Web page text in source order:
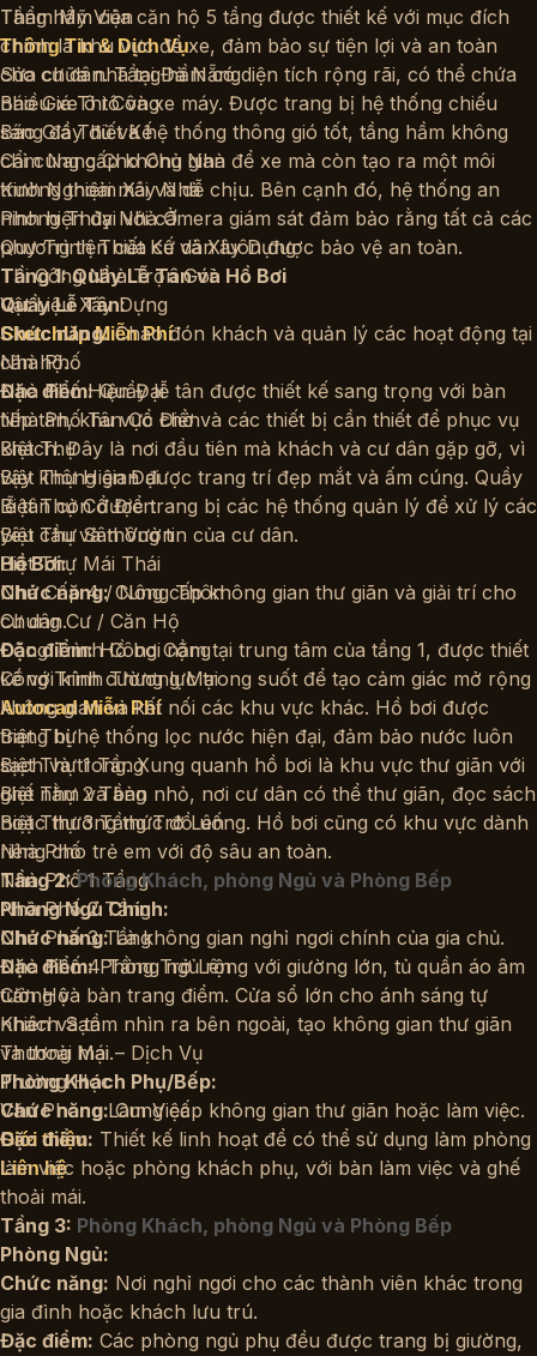
Thẩm Mỹ Viện
Thông Tin & Dịch Vụ
Sửa chữa nhà tại Đà Nẵng
Báo Giá Thi Công
Báo Giá Thiết Kế
Cẩm Nang Cho Chủ Nhà
Kinh Nghiệm Xây Nhà
Phong Thủy Nhà Ở
Quy Trình Thiết Kế và Xây Dựng
Thi Công Nhà Trọn Gói
Vật Liệu Xây Dựng
SketchUp Miễn Phí
Nhà Phố
Nhà Phố Hiện Đại
Nhà Phố Tân Cổ Điển
Biệt Thự
Biệt Thự Hiện Đại
Biệt Thự Cổ Điển
Biệt Thự Sân Vườn
Biệt Thự Mái Thái
Nhà Cấp 4 / Nông Thôn
Chung Cư / Căn Hộ
Công Trình Công Cộng
Công Trình Thương Mại
Autocad Miễn Phí
Biệt Thự
Biệt Thự 1 Tầng
Biệt Thự 2 Tầng
Biệt Thự 3 Tầng Trở Lên
Nhà Phố
Nhà Phố 1 Tầng
Nhà Phố 2 Tầng
Nhà Phố 3 Tầng
Nhà Phố 4 Tầng Trở Lên
Căn Hộ
Khách Sạn
Thương Mại – Dịch Vụ
Trường Học
Văn Phòng Làm Việc
Giới thiệu
Liên hệ
Tầng hầm của căn hộ 5 tầng được thiết kế với mục đích
chính là khu vực để xe, đảm bảo sự tiện lợi và an toàn
cho cư dân. Tầng hầm có diện tích rộng rãi, có thể chứa
nhiều xe ô tô và xe máy. Được trang bị hệ thống chiếu
sáng đầy đủ và hệ thống thông gió tốt, tầng hầm không
chỉ cung cấp không gian để xe mà còn tạo ra một môi
trường thoải mái và dễ chịu. Bên cạnh đó, hệ thống an
ninh hiện đại với camera giám sát đảm bảo rằng tất cả các
phương tiện của cư dân luôn được bảo vệ an toàn.
Tầng 1: Quầy Lễ Tân và Hồ Bơi
Quầy Lễ Tân:
Chức năng:Chào đón khách và quản lý các hoạt động tại
căn hộ.
Đặc điểm:Quầy lễ tân được thiết kế sang trọng với bàn
tiếp tân, khu vực chờ và các thiết bị cần thiết để phục vụ
khách. Đây là nơi đầu tiên mà khách và cư dân gặp gỡ, vì
vậy không gian được trang trí đẹp mắt và ấm cúng. Quầy
lễ tân còn được trang bị các hệ thống quản lý để xử lý các
yêu cầu và thông tin của cư dân.
Hồ Bơi:
Chức năng:Cung cấp không gian thư giãn và giải trí cho
cư dân.
Đặc điểm:Hồ bơi nằm tại trung tâm của tầng 1, được thiết
kế với kính cường lực trong suốt để tạo cảm giác mở rộng
không gian và kết nối các khu vực khác. Hồ bơi được
trang bị hệ thống lọc nước hiện đại, đảm bảo nước luôn
sạch và trong. Xung quanh hồ bơi là khu vực thư giãn với
ghế nằm và bàn nhỏ, nơi cư dân có thể thư giãn, đọc sách
hoặc thưởng thức đồ uống. Hồ bơi cũng có khu vực dành
riêng cho trẻ em với độ sâu an toàn.
Tầng 2:Phòng Khách, phòng Ngủ và Phòng Bếp
Phòng Ngủ Chính:
Chức năng:Là không gian nghỉ ngơi chính của gia chủ.
Đặc điểm:Phòng ngủ rộng với giường lớn, tủ quần áo âm
tường và bàn trang điểm. Cửa sổ lớn cho ánh sáng tự
nhiên và tầm nhìn ra bên ngoài, tạo không gian thư giãn
và thoải mái.
Phòng Khách Phụ/Bếp:
Chức năng:Cung cấp không gian thư giãn hoặc làm việc.
Đặc điểm: Thiết kế linh hoạt để có thể sử dụng làm phòng
làm việc hoặc phòng khách phụ, với bàn làm việc và ghế
thoải mái.
Tầng 3: Phòng Khách, phòng Ngủ và Phòng Bếp
Phòng Ngủ:
Chức năng: Nơi nghỉ ngơi cho các thành viên khác trong
gia đình hoặc khách lưu trú.
Đặc điểm: Các phòng ngủ phụ đều được trang bị giường,